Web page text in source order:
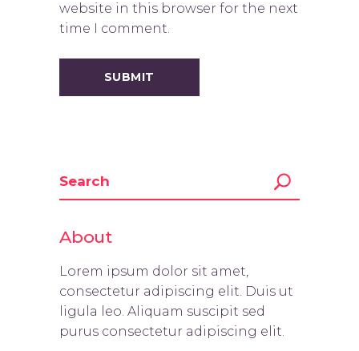
website in this browser for the next
time I comment.
About
Lorem ipsum dolor sit amet,
consectetur adipiscing elit. Duis ut
ligula leo. Aliquam suscipit sed
purus consectetur adipiscing elit.